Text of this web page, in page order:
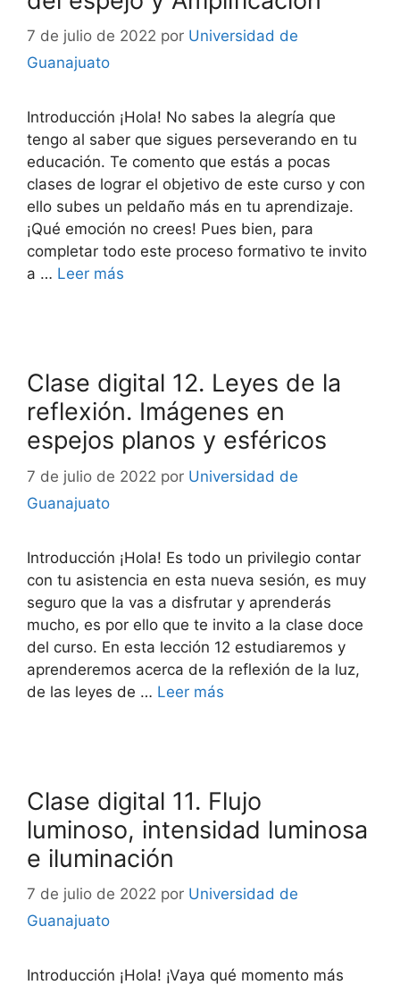
7 de julio de 2022 por Universidad de
Guanajuato
Introducción ¡Hola! No sabes la alegría que
tengo al saber que sigues perseverando en tu
educación. Te comento que estás a pocas
clases de lograr el objetivo de este curso y con
ello subes un peldaño más en tu aprendizaje.
¡Qué emoción no crees! Pues bien, para
completar todo este proceso formativo te invito
a … Leer más
Clase digital 12. Leyes de la
reflexión. Imágenes en
espejos planos y esféricos
7 de julio de 2022 por Universidad de
Guanajuato
Introducción ¡Hola! Es todo un privilegio contar
con tu asistencia en esta nueva sesión, es muy
seguro que la vas a disfrutar y aprenderás
mucho, es por ello que te invito a la clase doce
del curso. En esta lección 12 estudiaremos y
aprenderemos acerca de la reflexión de la luz,
de las leyes de … Leer más
Clase digital 11. Flujo
luminoso, intensidad luminosa
e iluminación
7 de julio de 2022 por Universidad de
Guanajuato
Introducción ¡Hola! ¡Vaya qué momento más